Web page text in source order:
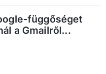
függőséget
a Gmailről...